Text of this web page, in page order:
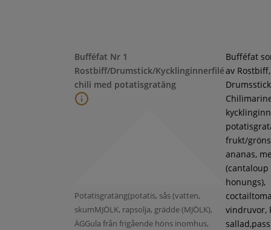
Bufféfat Nr 1
Rostbiff/Drumstick/Kycklinginnerfilé
chili med potatisgratäng
Potatisgratäng(potatis, sås (vatten,
skumMJÖLK, rapsolja, grädde (MJÖLK),
ÄGGula från frigående höns inomhus,
Bufféfat
av Rostbiff,
frukt/
ananas,
(cantaloup
honungs),
vindruvor,